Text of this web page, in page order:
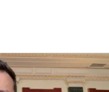
про
проти Росії й